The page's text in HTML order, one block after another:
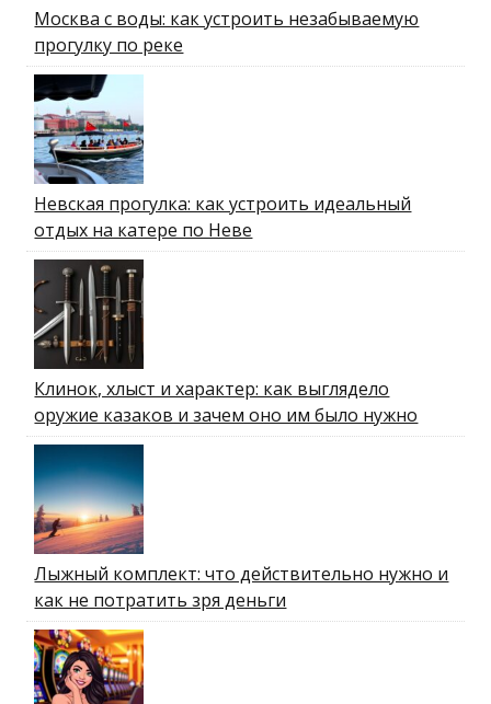
Москва с воды: как устроить незабываемую
прогулку по реке
Невская прогулка: как устроить идеальный
отдых на катере по Неве
Клинок, хлыст и характер: как выглядело
оружие казаков и зачем оно им было нужно
Лыжный комплект: что действительно нужно и
как не потратить зря деньги